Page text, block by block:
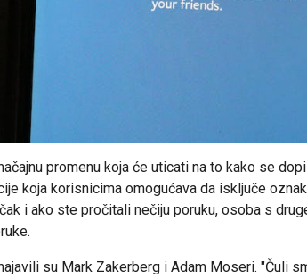
promenu koja će uticati na to kako se
koja korisnicima omogućava da isključe
i ako ste pročitali nečiju poruku, osoba s
su Mark Zakerberg i Adam Moseri. "Čuli